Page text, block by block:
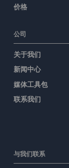
价格
公司
关于我们
新闻中心
媒体工具包
联系我们
与我们联系